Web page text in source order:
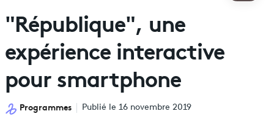
"République", une
expérience interactive
pour smartphone
Programmes Publié le 16 novembre 2019